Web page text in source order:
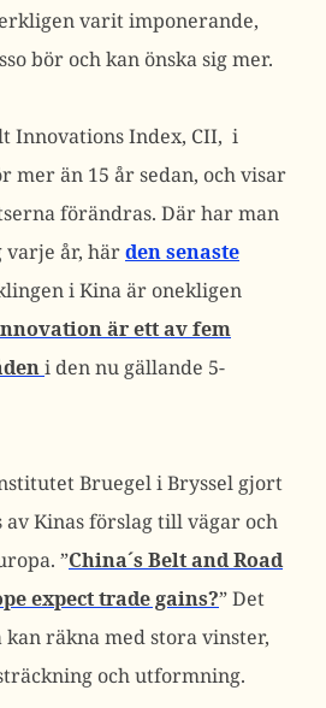
varit imponerande,
bör och kan önska sig mer.
Innovations Index, CII, i
mer än 15 år sedan, och visar
förändras. Där har man
varje år, härden senaste
i Kina är onekligen
är ett av fem
i den nu gällande 5-
Bruegel i Bryssel gjort
Kinas förslag till vägar och
”China´s Belt and Road
expect trade gains?” Det
räkna med stora vinster,
och utformning.